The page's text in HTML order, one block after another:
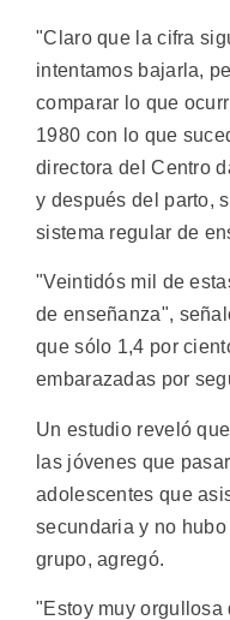
"Claro que la cifra
intentamos bajarla,
comparar lo que
1980 con lo que
directora del Centro
y después del parto,
sistema regular de
"Veintidós mil de
de enseñanza",
que sólo 1,4 por
embarazadas por
Un estudio reveló
las jóvenes que
adolescentes que
secundaria y no
grupo, agregó.
"Estoy muy orgullosa